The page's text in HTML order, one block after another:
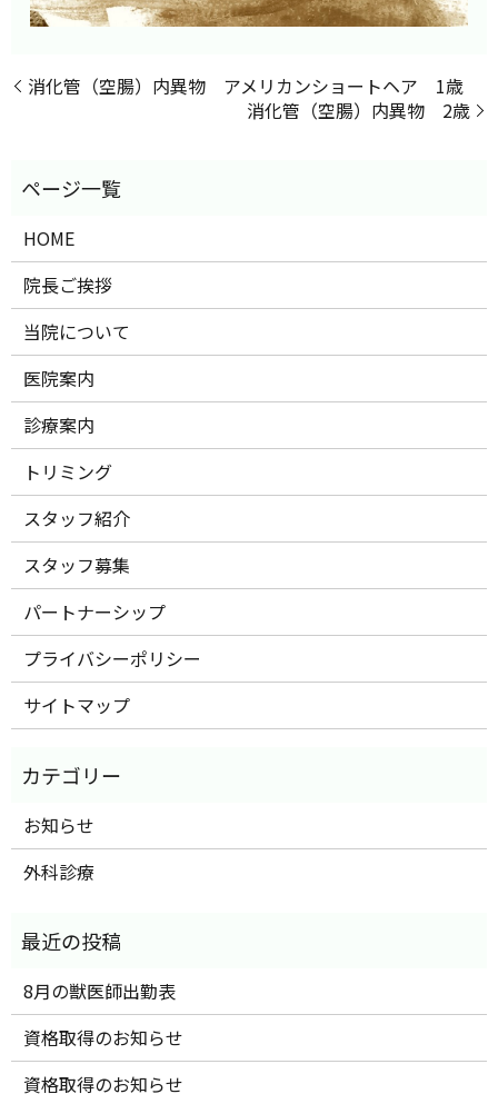
消化管（空腸）内異物 アメリカンショートヘア 1歳
消化管（空腸）内異物 2歳
HOME
院長ご挨拶
当院について
医院案内
診療案内
トリミング
スタッフ紹介
スタッフ募集
パートナーシップ
プライバシーポリシー
サイトマップ
お知らせ
外科診療
8月の獣医師出勤表
資格取得のお知らせ
資格取得のお知らせ